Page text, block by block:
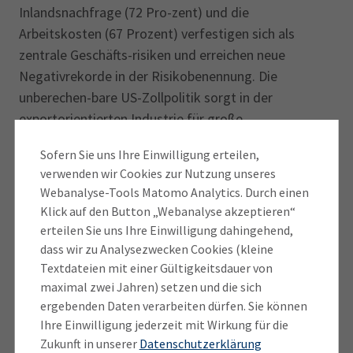
Sofern Sie uns Ihre Einwilligung erteilen,
verwenden wir Cookies zur Nutzung unseres
Webanalyse-Tools Matomo Analytics. Durch einen
Klick auf den Button „Webanalyse akzeptieren“
erteilen Sie uns Ihre Einwilligung dahingehend,
dass wir zu Analysezwecken Cookies (kleine
Textdateien mit einer Gültigkeitsdauer von
maximal zwei Jahren) setzen und die sich
ergebenden Daten verarbeiten dürfen. Sie können
Ihre Einwilligung jederzeit mit Wirkung für die
Zukunft in unserer Datenschutzerklärung
Inlandsnachfrage (72 Pro-zent) und die
Arbeitskosten (67 Prozent) verfestigen sich als
zentrale Geschäfts-risiken und erreichen neue
Negativrekorde in der Risikobenennung. Die
unberechen-bare US-Zollpolitik sorgt in der
exportorientierten Industrie für große
Die trüben Aussichten belasten auch die Investitions-
und Beschäftigungspläne der Betriebe: 16 Prozent
der Unternehmen wollen ihre Investitionen
ausweiten, 26 Prozent wollen weniger investieren
und 18 Prozent gar nicht. Gleichzeitig wird die Luft
am Arbeitsmarkt dünner. Nur 9 Prozent der
Befragten wollen neue Stellen aufbauen, 31 Prozent
hingegen bestehende reduzieren. Die Arbeitslosigkeit
in der Region wird weiter steigen.